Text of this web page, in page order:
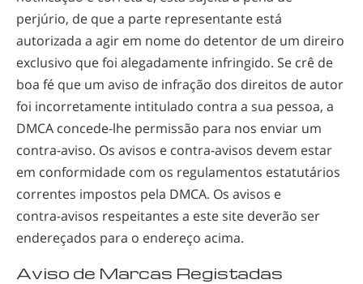
perjúrio, de que a parte representante está
autorizada a agir em nome do detentor de um direiro
exclusivo que foi alegadamente infringido. Se crê de
boa fé que um aviso de infração dos direitos de autor
foi incorretamente intitulado contra a sua pessoa, a
DMCA concede-lhe permissão para nos enviar um
contra-aviso. Os avisos e contra-avisos devem estar
em conformidade com os regulamentos estatutários
correntes impostos pela DMCA. Os avisos e
contra-avisos respeitantes a este site deverão ser
endereçados para o endereço acima.
Aviso de Marcas Registadas